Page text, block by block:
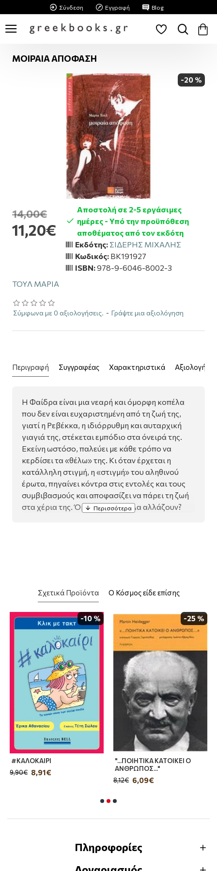
Σύνδεση Εγγραφή Blog
ΜΟΙΡΑΙΑ ΑΠΟΦΑΣΗ
-20 %
ΤΟΥΛ ΜΑΡΙΑ
Σύμφωνα με 0 αξιολογήσεις. - Γράψτε μια αξιολόγηση
11,20€
14,00€
Αποστολή σε 2-5 εργάσιμες
ημέρες - Υπό την προϋπόθεση
αποθέματος από τον εκδότη
Εκδότης: ΣΙΔΕΡΗΣ ΜΙΧΑΛΗΣ
Κωδικός: BK191927
ISBN:978-9-6046-8002-3
Περιγραφή Συγγραφέας Χαρακτηριστικά
Η Φαίδρα είναι μια νεαρή και όμορφη κοπέλα
που δεν είναι ευχαριστημένη από τη ζωή της,
γιατί η Ρεβέκκα, η ιδιόρρυθμη και αυταρχική
γιαγιά της, στέκεται εμπόδιο στα όνειρά της.
Εκείνη ωστόσο, παλεύει με κάθε τρόπο να
κερδίσει τα «θέλω» της. Κι όταν έρχεται η
κατάλληλη στιγμή, η «στιγμή» του αληθινού
έρωτα, πηγαίνει κόντρα στις εντολές και τους
συμβιβασμούς και αποφασίζει να πάρει τη ζωή
στα χέρια της. Όμως ξαφνικά όλα αλλάζουν?
Σχετικά Προϊόντα Ο Κόσμος είδε επίσης
-10 %
#ΚΑΛΟΚΑΙΡΙ
8,91€
9,90€
-25 %
"...ΠΟΙΗΤΙΚΑ ΚΑΤΟΙΚΕΙ Ο
ΑΝΘΡΩΠΟΣ..."
6,09€
8,12€
Πληροφορίες